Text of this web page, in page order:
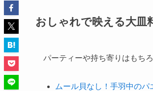
おしゃれで映える大皿
パーティーや持ち寄りはもち
ムール貝なし！手羽中のパ